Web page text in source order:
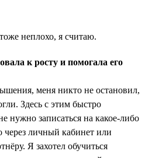
неплохо, я считаю.
к росту и помогала его
меня никто не остановил,
Здесь с этим быстро
нужно записаться на какое-либо
через личный кабинет или
Я захотел обучиться